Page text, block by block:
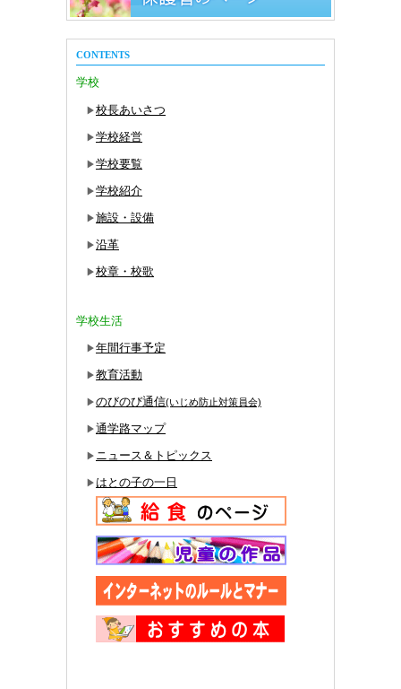
CONTENTS
学校
▶校長あいさつ
▶学校経営
▶学校要覧
▶学校紹介
▶施設・設備
▶沿革
▶校章・校歌
学校生活
▶年間行事予定
▶教育活動
▶のびのび通信(いじめ防止対策員会)
▶通学路マップ
▶ ニュース＆トピックス
▶ はとの子の一日